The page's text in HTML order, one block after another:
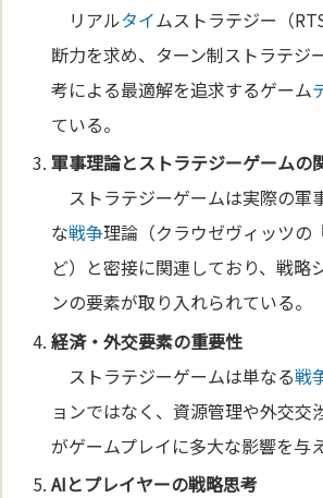
リアルタイムストラテジー（
断力を求め、ターン制ストラテジ
考による最適解を追求するゲーム
ている。
軍事理論とストラテジーゲームの
ストラテジーゲームは実際の軍
な戦争理論（クラウゼヴィッツの
ど）と密接に関連しており、戦略
ンの要素が取り入れられている。
経済・外交要素の重要性
ストラテジーゲームは単なる戦
ョンではなく、資源管理や外交交
がゲームプレイに多大な影響を与
AIとプレイヤーの戦略思考